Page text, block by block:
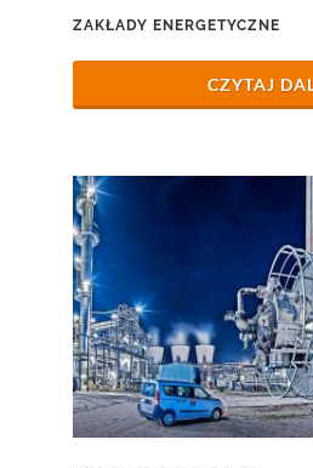
ZAKŁADY ENERGETYCZNE
CZYTAJ